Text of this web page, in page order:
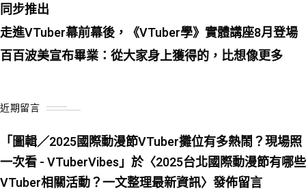
同步推出
走進VTuber幕前幕後，《VTuber學》實體講座8月登場
百百波美宣布畢業：從大家身上獲得的，比想像更多
近期留言
「圖輯／2025國際動漫節VTuber攤位有多熱鬧？現場照
一次看 - VTuberVibes」於〈2025台北國際動漫節有哪些
VTuber相關活動？一文整理最新資訊〉發佈留言